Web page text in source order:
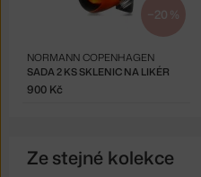
−20 %
SADA 2 KS SKLENIC NA LIKÉR
NORMANN COPENHAGEN
900 Kč
Ze stejné kolekce